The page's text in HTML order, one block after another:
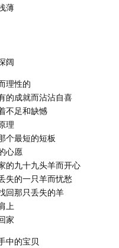
薄
阔
理性的
的成就而沾沾自喜
不足和缺憾
理
个最短的短板
心愿
的九十九头羊而开心
失的一只羊而忧愁
回那只丢失的羊
上
家
中的宝贝